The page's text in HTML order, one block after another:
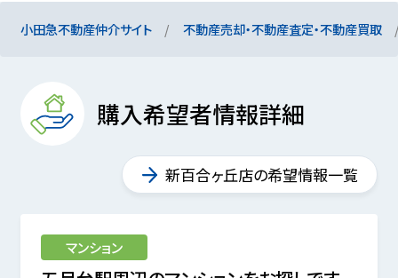
小田急不動産仲介サイト 不動産売却・不動産査定・不動産買取
購入希望者情報詳細
新百合ヶ丘店の希望情報一覧
マンション